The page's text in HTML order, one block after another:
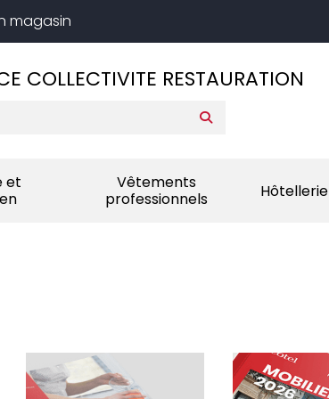
magasin
COLLECTIVITE RESTAURATION
et
Vêtements
professionnels
Hôtellerie